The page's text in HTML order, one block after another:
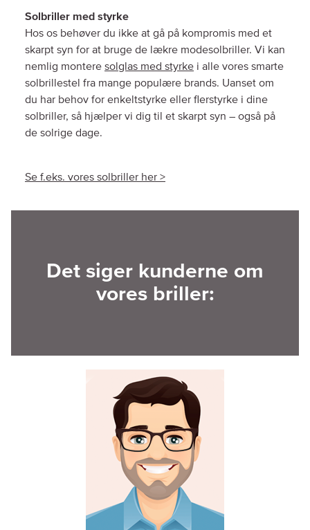
Solbriller med styrke
Hos os behøver du ikke at gå på kompromis med et
skarpt syn for at bruge de lækre modesolbriller. Vi kan
nemlig montere solglas med styrke i alle vores smarte
solbrillestel fra mange populære brands. Uanset om
du har behov for enkeltstyrke eller flerstyrke i dine
solbriller, så hjælper vi dig til et skarpt syn – også på
de solrige dage.
Se f.eks. vores solbriller her >
Det siger kunderne om
vores briller: